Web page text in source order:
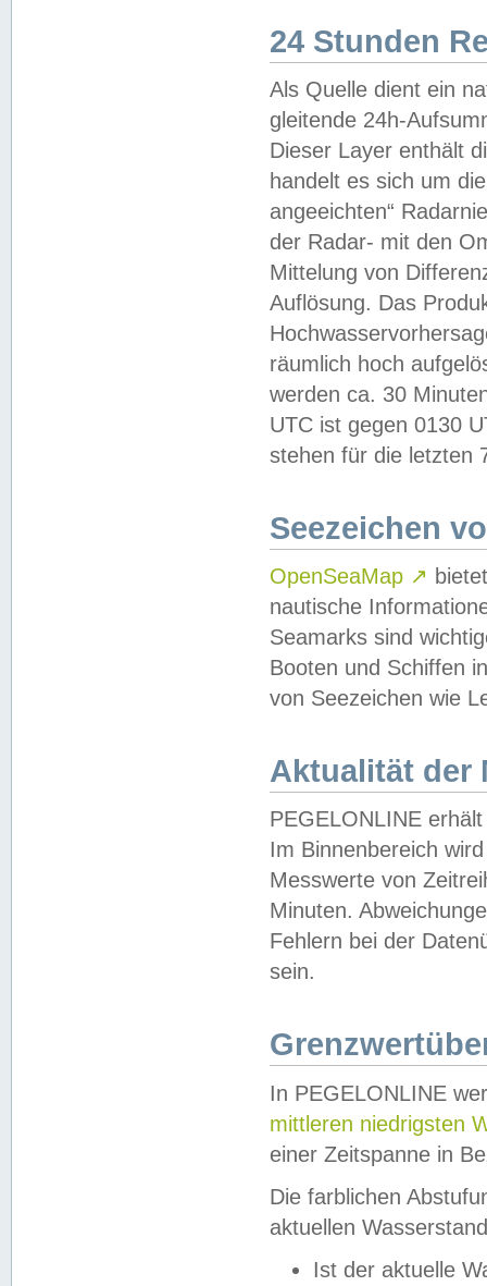
24 Stunden
Als Quelle dient ein
gleitende 24h-
Dieser Layer enthält
handelt es sich um
angeeichten“
der Radar- mit den
Mittelung von
Auflösung. Das
räumlich hoch
werden ca. 30
UTC ist gegen 0130
stehen für die letzten
Seezeichen
OpenSeaMap ↗
nautische
Seamarks sind
Booten und Schiffen
von Seezeichen wie
Aktualität der
PEGELONLINE
Im Binnenbereich
Messwerte von
Minuten.
Fehlern bei der
sein.
In PEGELONLINE
mittleren niedrigsten
einer Zeitspanne in
Die farblichen
aktuellen
Ist der aktuelle